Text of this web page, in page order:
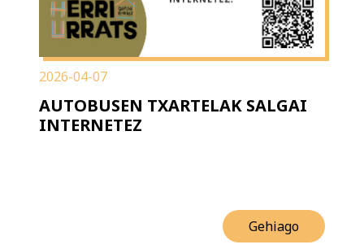
2026-04-07
AUTOBUSEN TXARTELAK SALGAI
INTERNETEZ
Gehiago